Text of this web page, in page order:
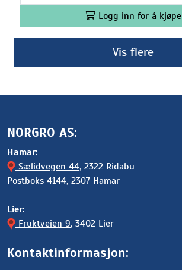
Logg inn for å kjøpe
Vis flere
NORGRO AS:
Hamar:
Sælidvegen 44, 2322 Ridabu
Postboks 4144, 2307 Hamar
Lier:
Fruktveien 9, 3402 Lier
Kontaktinformasjon: